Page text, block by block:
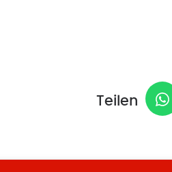
Teilen